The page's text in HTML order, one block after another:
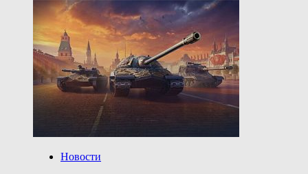
о
Правда
ли,
что
RTX
4070
Super
быстрее,
чем
Новости